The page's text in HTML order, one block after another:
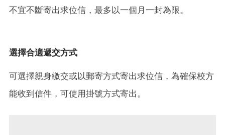
不宜不斷寄出求位信，最多以一個月一封為限。
選擇合適遞交方式
可選擇親身繳交或以郵寄方式寄出求位信，為確保校方
能收到信件，可使用掛號方式寄出。